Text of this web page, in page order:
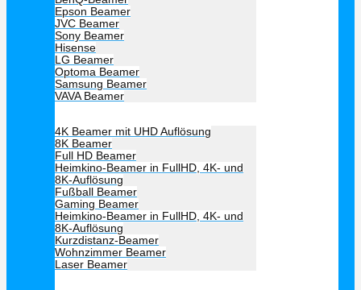
Epson Beamer
JVC Beamer
Sony Beamer
Hisense
LG Beamer
Optoma Beamer
Samsung Beamer
VAVA Beamer
4K Beamer mit UHD Auflösung
8K Beamer
Full HD Beamer
Heimkino-Beamer in FullHD, 4K- und
8K-Auflösung
Fußball Beamer
Gaming Beamer
Heimkino-Beamer in FullHD, 4K- und
8K-Auflösung
Kurzdistanz-Beamer
Wohnzimmer Beamer
Laser Beamer